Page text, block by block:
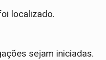
localizado.
sejam iniciadas.